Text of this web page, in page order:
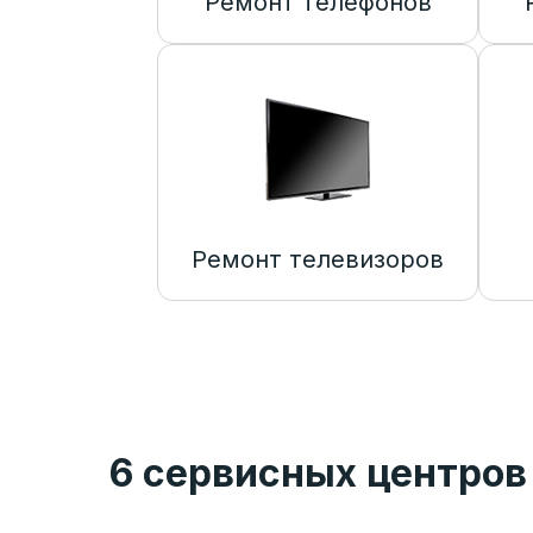
Ремонт телевизоров
6 сервисных центров